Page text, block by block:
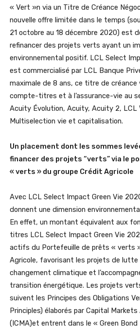
« Vert »n via un Titre de Créance
nouvelle offre limitée dans le temps
21 octobre au 18 décembre 2020) est
refinancer des projets verts ayant un
environnemental positif. LCL Select
est commercialisé par LCL Banque
maximale de 8 ans, ce titre de créance
compte-titres et à l’assurance-vie au
Acuity Évolution, Acuity, Acuity 2, LCL
Multiselection vie et capitalisation.
Un placement dont les sommes
financer des projets “verts” via le
« verts » du groupe Crédit Agricole
Avec LCL Select Impact Green Vie
donnent une dimension
En effet, un montant équivalent aux
titres LCL Select Impact Green Vie
actifs du Portefeuille de prêts « verts
Agricole, favorisant les projets de lutte
changement climatique et
transition énergétique. Les projets
suivent les Principes des Obligations
Principles) élaborés par Capital
(ICMA)et entrent dans le « Green Bond